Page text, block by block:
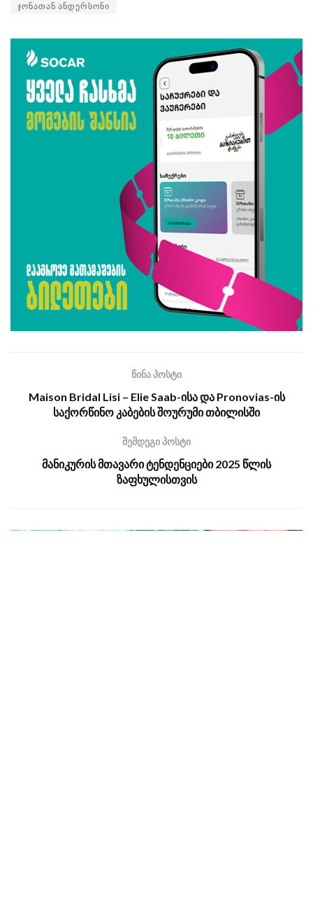
ჯონათან ანდერსონი
წინა პოსტი
Maison Bridal Lisi – Elie Saab-ისა და Pronovias-ის
საქორწინო კაბების შოურუმი თბილისში
შემდეგი პოსტი
მანიკურის მთავარი ტენდენციები 2025 წლის
ზაფხულისთვის